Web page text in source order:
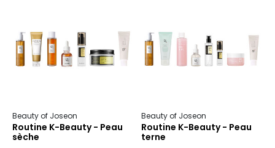
Beauty of Joseon
Routine K-Beauty - Peau
sèche
Beauty of Joseon
Routine K-Beauty - Peau
terne